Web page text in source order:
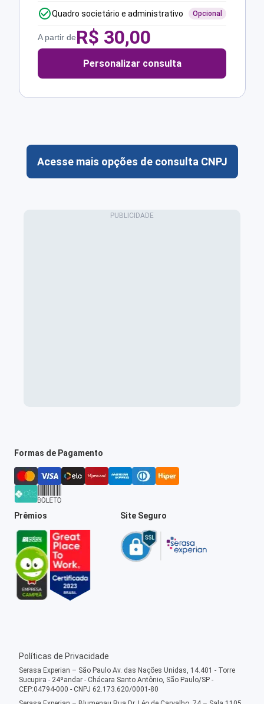
Quadro societário e administrativo Opcional
A partir deR$ 30,00
Personalizar consulta
Acesse mais opções de consulta CNPJ
Formas de Pagamento
Prêmios Site Seguro
Políticas de Privacidade
Serasa Experian – São Paulo Av. das Nações Unidas, 14.401 - Torre
Sucupira - 24ºandar - Chácara Santo Antônio, São Paulo/SP -
CEP:04794-000 - CNPJ 62.173.620/0001-80